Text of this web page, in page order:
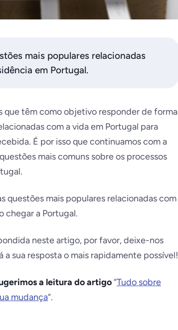
mais populares relacionadas
em Portugal.
que têm como objetivo responder de forma
com a vida em Portugal para
É por isso que continuamos com a
mais comuns sobre os processos
questões mais populares relacionadas com
chegar a Portugal.
neste artigo, por favor, deixe-nos
sua resposta o mais rapidamente possível!
a leitura do artigo“Tudo sobre
mudança“.